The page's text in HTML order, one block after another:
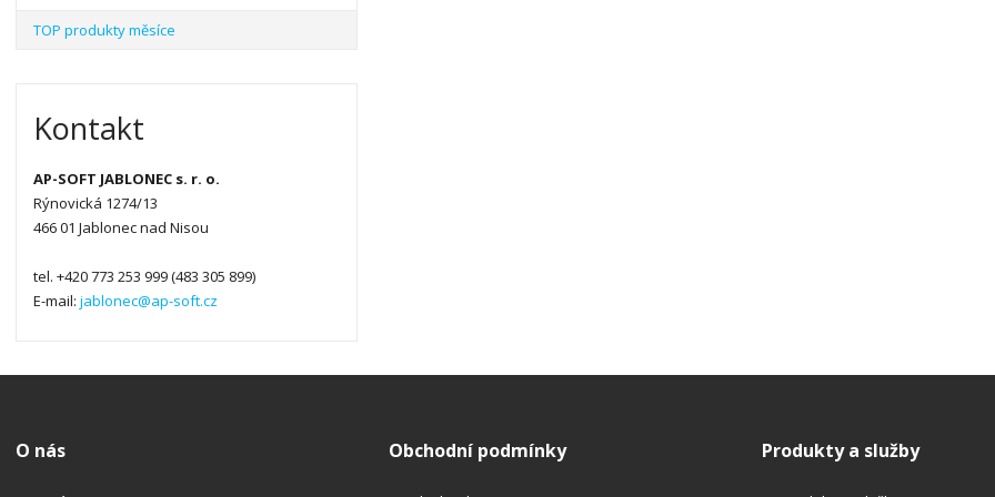
TOP produkty měsíce
Kontakt
AP-SOFT JABLONEC s. r. o.
Rýnovická 1274/13
466 01 Jablonec nad Nisou
tel. +420 773 253 999 (483 305 899)
E-mail:jablonec@ap-soft.cz
O nás Obchodní podmínky Produkty a služby